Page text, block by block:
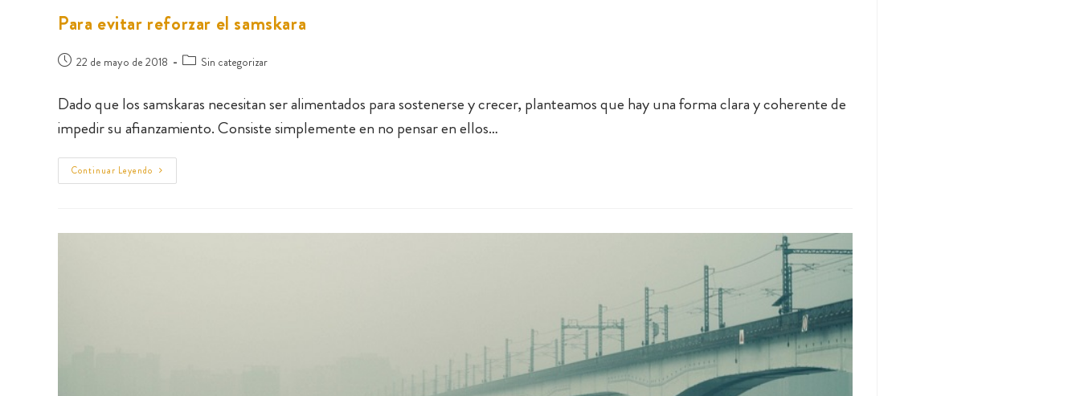
Para evitar reforzar el samskara
22 de mayo de 2018 Sin categorizar
Dado que los samskaras necesitan ser alimentados para sostenerse y crecer, planteamos que hay una forma clara y coherente de
impedir su afianzamiento. Consiste simplemente en no pensar en ellos…
Continuar Leyendo